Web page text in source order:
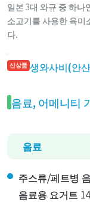
일본 3대 와규 중 하나
소고기를 사용한 육미
다.
신상품 생와사비(안
음료, 어메니티
음료
주스류/페트병
음료용 요거트